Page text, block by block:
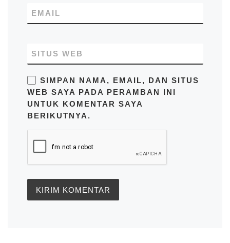
EMAIL
SITUS WEB
SIMPAN NAMA, EMAIL, DAN SITUS
WEB SAYA PADA PERAMBAN INI
UNTUK KOMENTAR SAYA
BERIKUTNYA.